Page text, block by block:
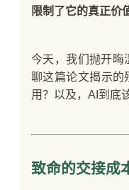
限制了它的真正价
今天，我们抛开晦
聊这篇论文揭示的
用？以及，AI到底
致命的交接成